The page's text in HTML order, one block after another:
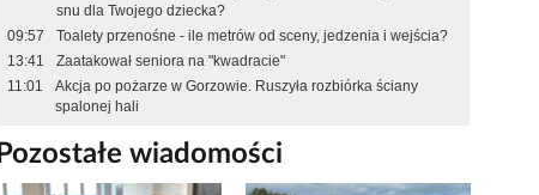
snu dla Twojego dziecka?
09:57
Toalety przenośne - ile metrów od sceny, jedzenia i wejścia?
13:41
Zaatakował seniora na "kwadracie"
11:01
Akcja po pożarze w Gorzowie. Ruszyła rozbiórka ściany
spalonej hali
Pozostałe wiadomości